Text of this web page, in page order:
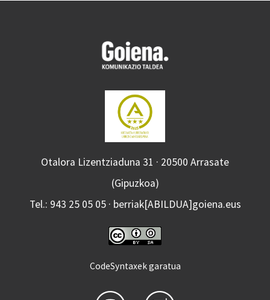
Otalora Lizentziaduna 31 · 20500 Arrasate
(Gipuzkoa)
Tel.: 943 25 05 05 · berriak[ABILDUA]goiena.eus
CodeSyntaxek garatua